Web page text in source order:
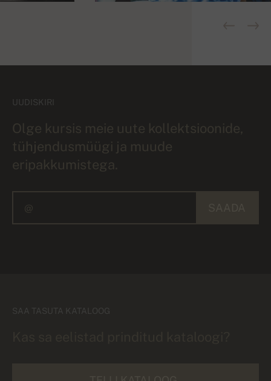
UUDISKIRI
Olge kursis meie uute kollektsioonide,
tühjendusmüügi ja muude
eripakkumistega.
SAA TASUTA KATALOOG